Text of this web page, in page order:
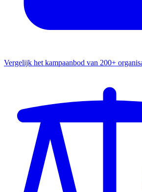
Vergelijk het kampaanbod van 200+